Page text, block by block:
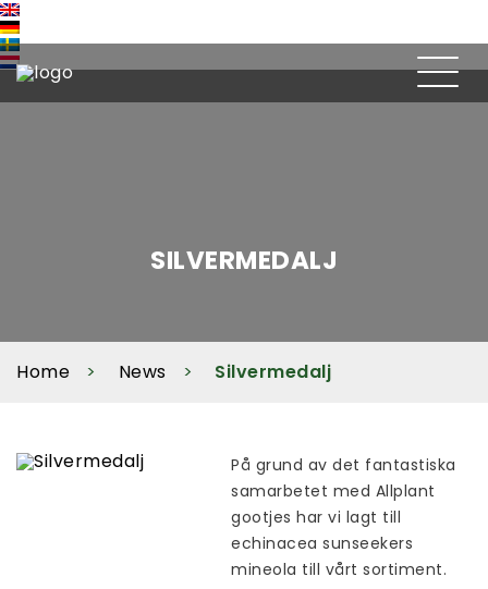
SILVERMEDALJ
Home News Silvermedalj
På grund av det fantastiska
samarbetet med Allplant
gootjes har vi lagt till
echinacea sunseekers
mineola till vårt sortiment.